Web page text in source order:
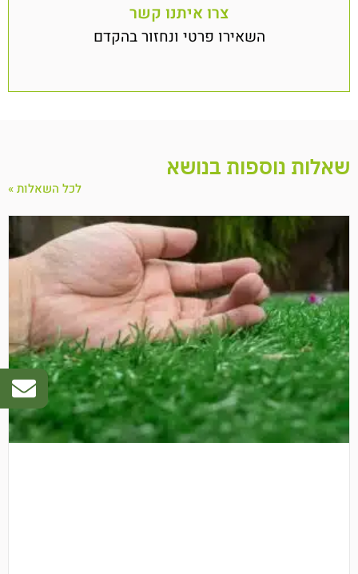
צרו איתנו קשר
השאירו פרטי ונחזור בהקדם
שאלות נוספות בנושא
לכל השאלות »